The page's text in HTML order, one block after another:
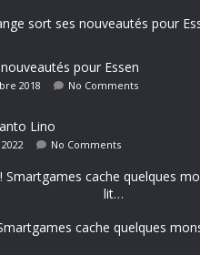
pour Essen
2018 No Comments
Lino
No Comments
cache quelques